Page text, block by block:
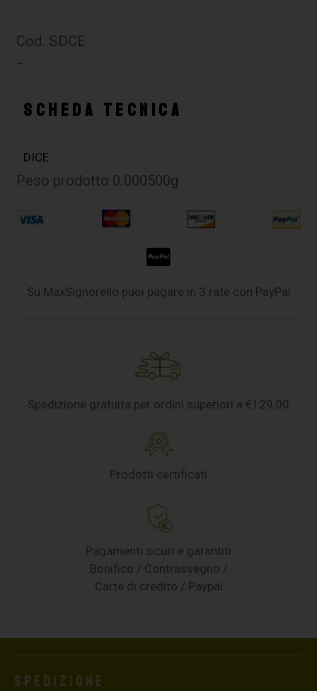
Cod. SDCE
–
SCHEDA TECNICA
DICE
Peso prodotto 0.000500g
Su MaxSignorello puoi pagare in 3 rate con PayPal
Spedizione gratuita per ordini superiori a €129,00
Prodotti certificati
Pagamenti sicuri e garantiti
Bonifico / Contrassegno /
Carte di credito / Paypal
Spedizione